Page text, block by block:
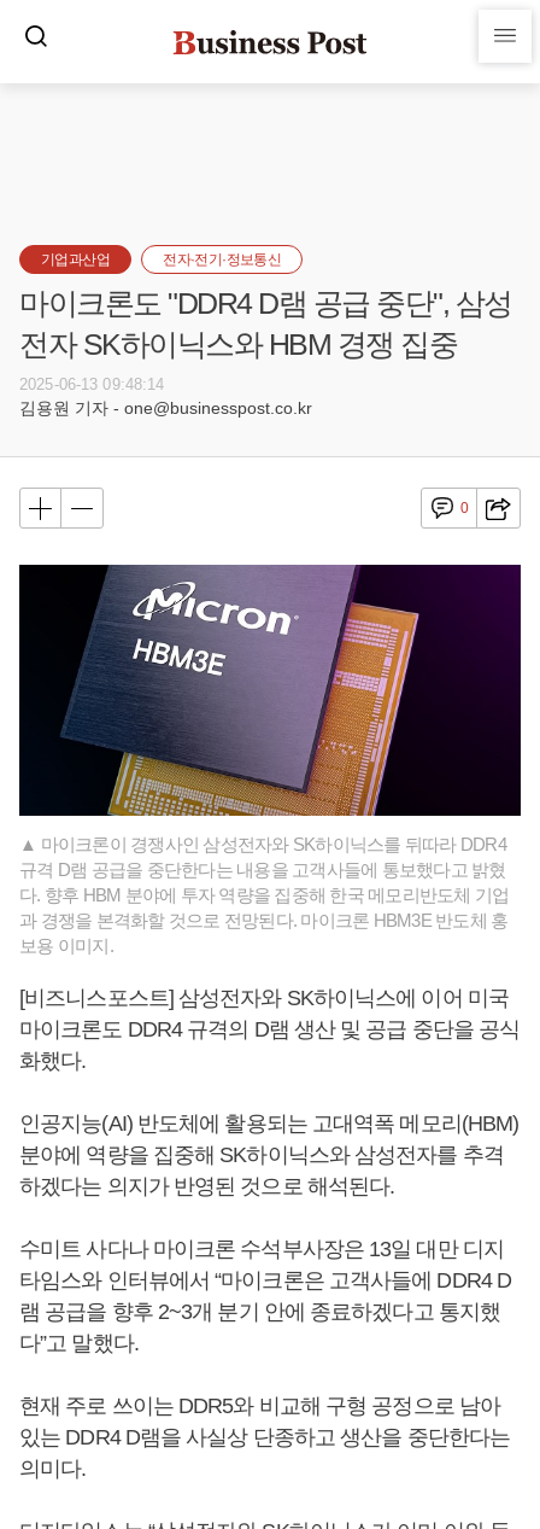
기업과산업 전자·전기·정보통신
마이크론도 "DDR4 D램 공급 중단", 삼성
전자 SK하이닉스와 HBM 경쟁 집중
2025-06-13 09:48:14
김용원 기자 - one@businesspost.co.kr
0
▲ 마이크론이 경쟁사인 삼성전자와 SK하이닉스를 뒤따라 DDR4
규격 D램 공급을 중단한다는 내용을 고객사들에 통보했다고 밝혔
다. 향후 HBM 분야에 투자 역량을 집중해 한국 메모리반도체 기업
과 경쟁을 본격화할 것으로 전망된다. 마이크론 HBM3E 반도체 홍
보용 이미지.
[비즈니스포스트] 삼성전자와 SK하이닉스에 이어 미국
마이크론도 DDR4 규격의 D램 생산 및 공급 중단을 공식
화했다.
인공지능(AI) 반도체에 활용되는 고대역폭 메모리(HBM)
분야에 역량을 집중해 SK하이닉스와 삼성전자를 추격
하겠다는 의지가 반영된 것으로 해석된다.
수미트 사다나 마이크론 수석부사장은 13일 대만 디지
타임스와 인터뷰에서 “마이크론은 고객사들에 DDR4 D
램 공급을 향후 2~3개 분기 안에 종료하겠다고 통지했
다”고 말했다.
현재 주로 쓰이는 DDR5와 비교해 구형 공정으로 남아
있는 DDR4 D램을 사실상 단종하고 생산을 중단한다는
의미다.